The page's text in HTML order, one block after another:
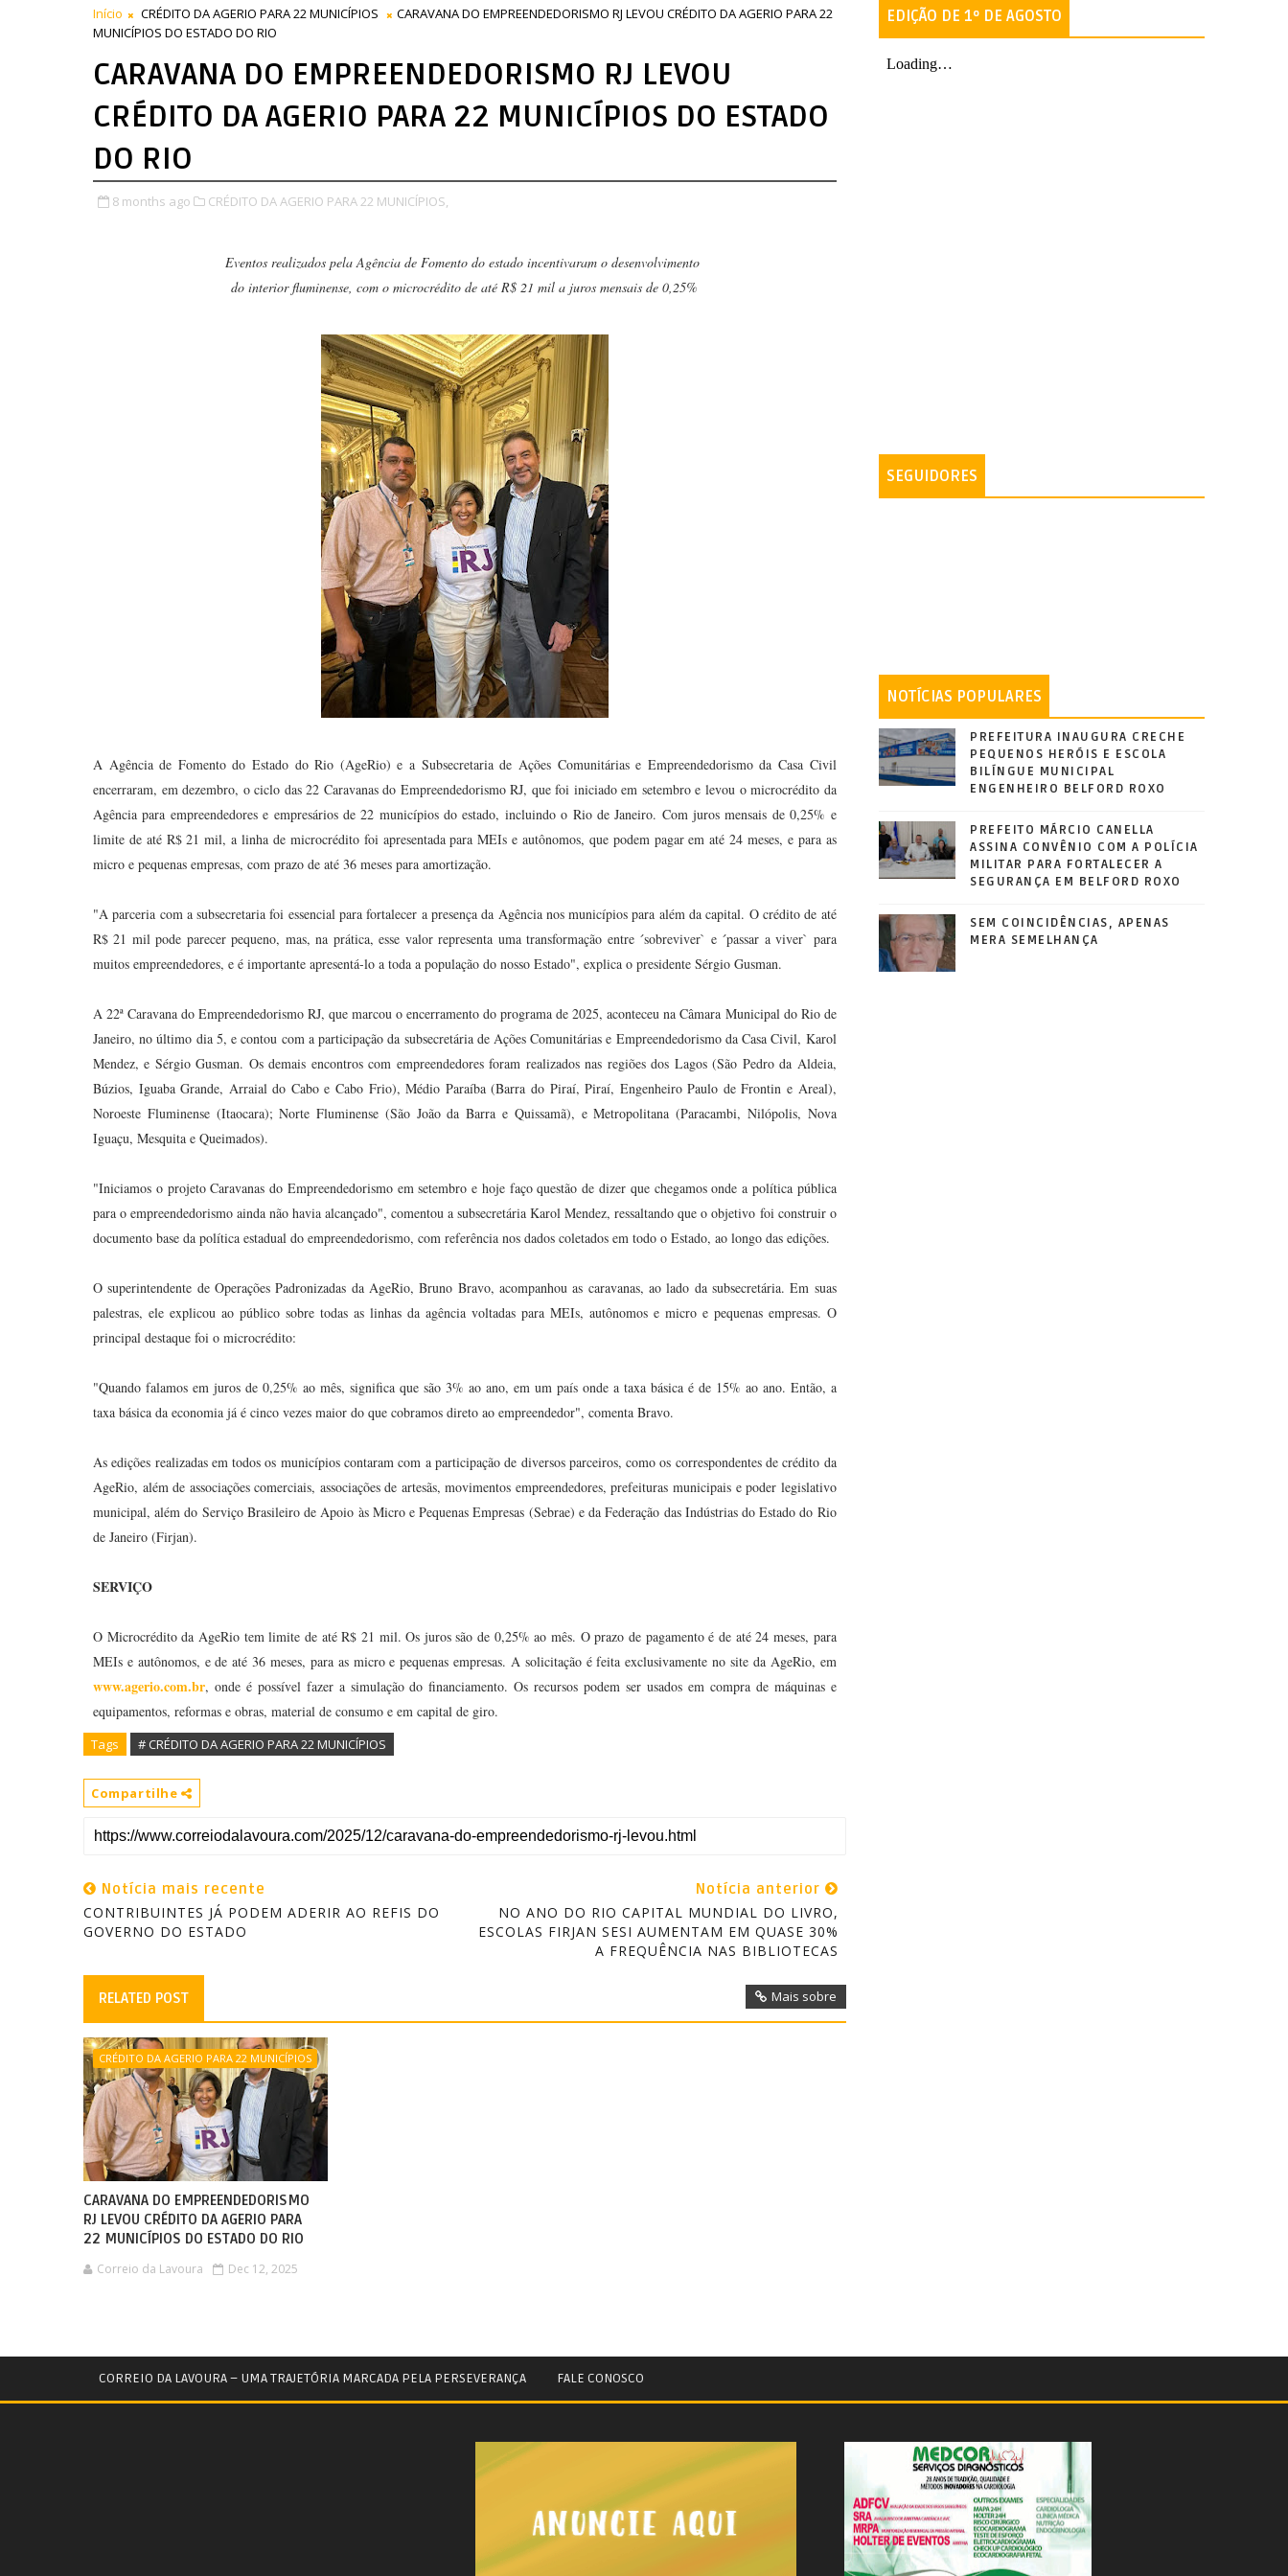
Início CRÉDITO DA AGERIO PARA 22 MUNICÍPIOS
CARAVANA DO EMPREENDEDORISMO RJ LEVOU CRÉDITO DA AGERIO PARA 22
MUNICÍPIOS DO ESTADO DO RIO
CARAVANA DO EMPREENDEDORISMO RJ LEVOU
CRÉDITO DA AGERIO PARA 22 MUNICÍPIOS DO ESTADO
DO RIO
8 months ago CRÉDITO DA AGERIO PARA 22 MUNICÍPIOS,
Eventos realizados pela Agência de Fomento do estado incentivaram o desenvolvimento
do interior fluminense, com o microcrédito de até R$ 21 mil a juros mensais de 0,25%
A Agência de Fomento do Estado do Rio (AgeRio) e a Subsecretaria de Ações Comunitárias e Empreendedorismo da Casa Civil
encerraram, em dezembro, o ciclo das 22 Caravanas do Empreendedorismo RJ, que foi iniciado em setembro e levou o microcrédito da
Agência para empreendedores e empresários de 22 municípios do estado, incluindo o Rio de Janeiro. Com juros mensais de 0,25% e
limite de até R$ 21 mil, a linha de microcrédito foi apresentada para MEIs e autônomos, que podem pagar em até 24 meses, e para as
micro e pequenas empresas, com prazo de até 36 meses para amortização.
"A parceria com a subsecretaria foi essencial para fortalecer a presença da Agência nos municípios para além da capital. O crédito de até
R$ 21 mil pode parecer pequeno, mas, na prática, esse valor representa uma transformação entre ´sobreviver` e ´passar a viver` para
muitos empreendedores, e é importante apresentá-lo a toda a população do nosso Estado", explica o presidente Sérgio Gusman.
A 22ª Caravana do Empreendedorismo RJ, que marcou o encerramento do programa de 2025, aconteceu na Câmara Municipal do Rio de
Janeiro, no último dia 5, e contou com a participação da subsecretária de Ações Comunitárias e Empreendedorismo da Casa Civil, Karol
Mendez, e Sérgio Gusman. Os demais encontros com empreendedores foram realizados nas regiões dos Lagos (São Pedro da Aldeia,
Búzios, Iguaba Grande, Arraial do Cabo e Cabo Frio), Médio Paraíba (Barra do Piraí, Piraí, Engenheiro Paulo de Frontin e Areal),
Noroeste Fluminense (Itaocara); Norte Fluminense (São João da Barra e Quissamã), e Metropolitana (Paracambi, Nilópolis, Nova
Iguaçu, Mesquita e Queimados).
"Iniciamos o projeto Caravanas do Empreendedorismo em setembro e hoje faço questão de dizer que chegamos onde a política pública
para o empreendedorismo ainda não havia alcançado", comentou a subsecretária Karol Mendez, ressaltando que o objetivo foi construir o
documento base da política estadual do empreendedorismo, com referência nos dados coletados em todo o Estado, ao longo das edições.
O superintendente de Operações Padronizadas da AgeRio, Bruno Bravo, acompanhou as caravanas, ao lado da subsecretária. Em suas
palestras, ele explicou ao público sobre todas as linhas da agência voltadas para MEIs, autônomos e micro e pequenas empresas. O
principal destaque foi o microcrédito:
"Quando falamos em juros de 0,25% ao mês, significa que são 3% ao ano, em um país onde a taxa básica é de 15% ao ano. Então, a
taxa básica da economia já é cinco vezes maior do que cobramos direto ao empreendedor", comenta Bravo.
As edições realizadas em todos os municípios contaram com a participação de diversos parceiros, como os correspondentes de crédito da
AgeRio, além de associações comerciais, associações de artesãs, movimentos empreendedores, prefeituras municipais e poder legislativo
municipal, além do Serviço Brasileiro de Apoio às Micro e Pequenas Empresas (Sebrae) e da Federação das Indústrias do Estado do Rio
de Janeiro (Firjan).
SERVIÇO
O Microcrédito da AgeRio tem limite de até R$ 21 mil. Os juros são de 0,25% ao mês. O prazo de pagamento é de até 24 meses, para
MEIs e autônomos, e de até 36 meses, para as micro e pequenas empresas. A solicitação é feita exclusivamente no site da AgeRio, em
www.agerio.com.br, onde é possível fazer a simulação do financiamento. Os recursos podem ser usados em compra de máquinas e
equipamentos, reformas e obras, material de consumo e em capital de giro.
Tags # CRÉDITO DA AGERIO PARA 22 MUNICÍPIOS
Compartilhe
Notícia mais recente
CONTRIBUINTES JÁ PODEM ADERIR AO REFIS DO
GOVERNO DO ESTADO
Notícia anterior
NO ANO DO RIO CAPITAL MUNDIAL DO LIVRO,
ESCOLAS FIRJAN SESI AUMENTAM EM QUASE 30%
A FREQUÊNCIA NAS BIBLIOTECAS
RELATED POST Mais sobre
CRÉDITO DA AGERIO PARA 22 MUNICÍPIOS
CARAVANA DO EMPREENDEDORISMO
RJ LEVOU CRÉDITO DA AGERIO PARA
22 MUNICÍPIOS DO ESTADO DO RIO
Correio da Lavoura Dec 12, 2025
EDIÇÃO DE 1º DE AGOSTO
SEGUIDORES
NOTÍCIAS POPULARES
PREFEITURA INAUGURA CRECHE
PEQUENOS HERÓIS E ESCOLA
BILÍNGUE MUNICIPAL
ENGENHEIRO BELFORD ROXO
PREFEITO MÁRCIO CANELLA
ASSINA CONVÊNIO COM A POLÍCIA
MILITAR PARA FORTALECER A
SEGURANÇA EM BELFORD ROXO
SEM COINCIDÊNCIAS, APENAS
MERA SEMELHANÇA
CORREIO DA LAVOURA – UMA TRAJETÓRIA MARCADA PELA PERSEVERANÇA FALE CONOSCO